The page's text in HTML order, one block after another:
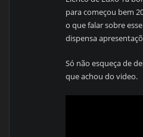
para começou bem
o que falar sobre
dispensa
Só não esqueça de
que achou do video.